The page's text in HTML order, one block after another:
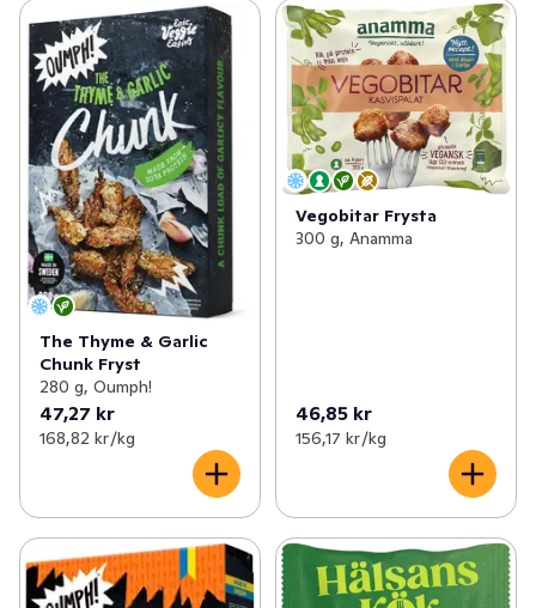
The Thyme & Garlic
Chunk Fryst
280 g, Oumph!
47,27 kr
168,82 kr /kg
Vegobitar Frysta
300 g, Anamma
46,85 kr
156,17 kr /kg